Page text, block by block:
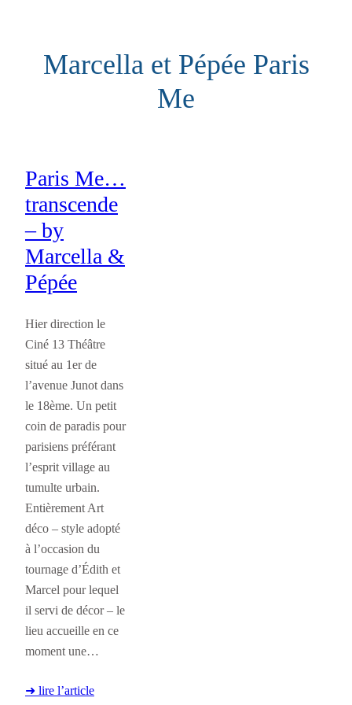
contenuMarcella et Pépée Paris
Me
Paris Me…
transcende
– by
Marcella &
Pépée
Hier direction le
Ciné 13 Théâtre
situé au 1er de
l’avenue Junot dans
le 18ème. Un petit
coin de paradis pour
parisiens préférant
l’esprit village au
tumulte urbain.
Entièrement Art
déco – style adopté
à l’occasion du
tournage d’Édith et
Marcel pour lequel
il servi de décor – le
lieu accueille en ce
moment une…
➜ lire l’article